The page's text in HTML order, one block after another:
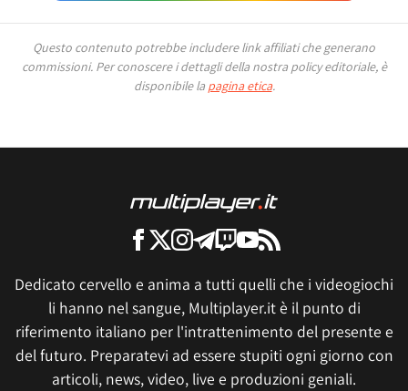
Questo contenuto potrebbe includere link affiliati che generano
commissioni. Per conoscere i dettagli della nostra policy editoriale, è
disponibile la pagina etica.
Dedicato cervello e anima a tutti quelli che i videogiochi
li hanno nel sangue, Multiplayer.it è il punto di
riferimento italiano per l'intrattenimento del presente e
del futuro. Preparatevi ad essere stupiti ogni giorno con
articoli, news, video, live e produzioni geniali.